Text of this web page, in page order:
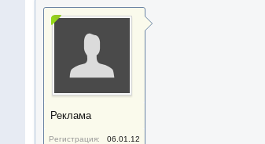
Реклама
Регистрация: 06.01.12